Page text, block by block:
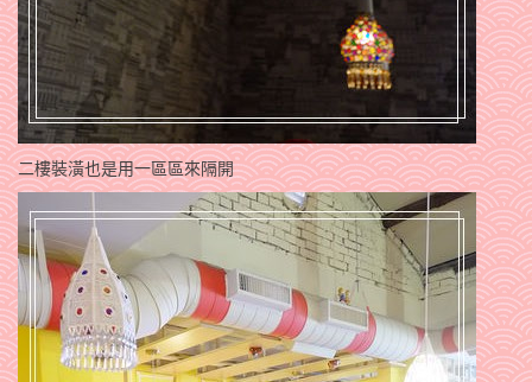
二樓裝潢也是用一區區來隔開